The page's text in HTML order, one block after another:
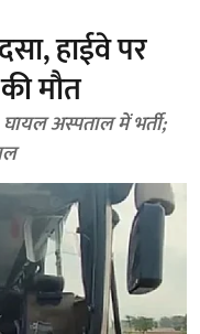
हाईवे पर
मौत
अस्पताल में भर्ती;